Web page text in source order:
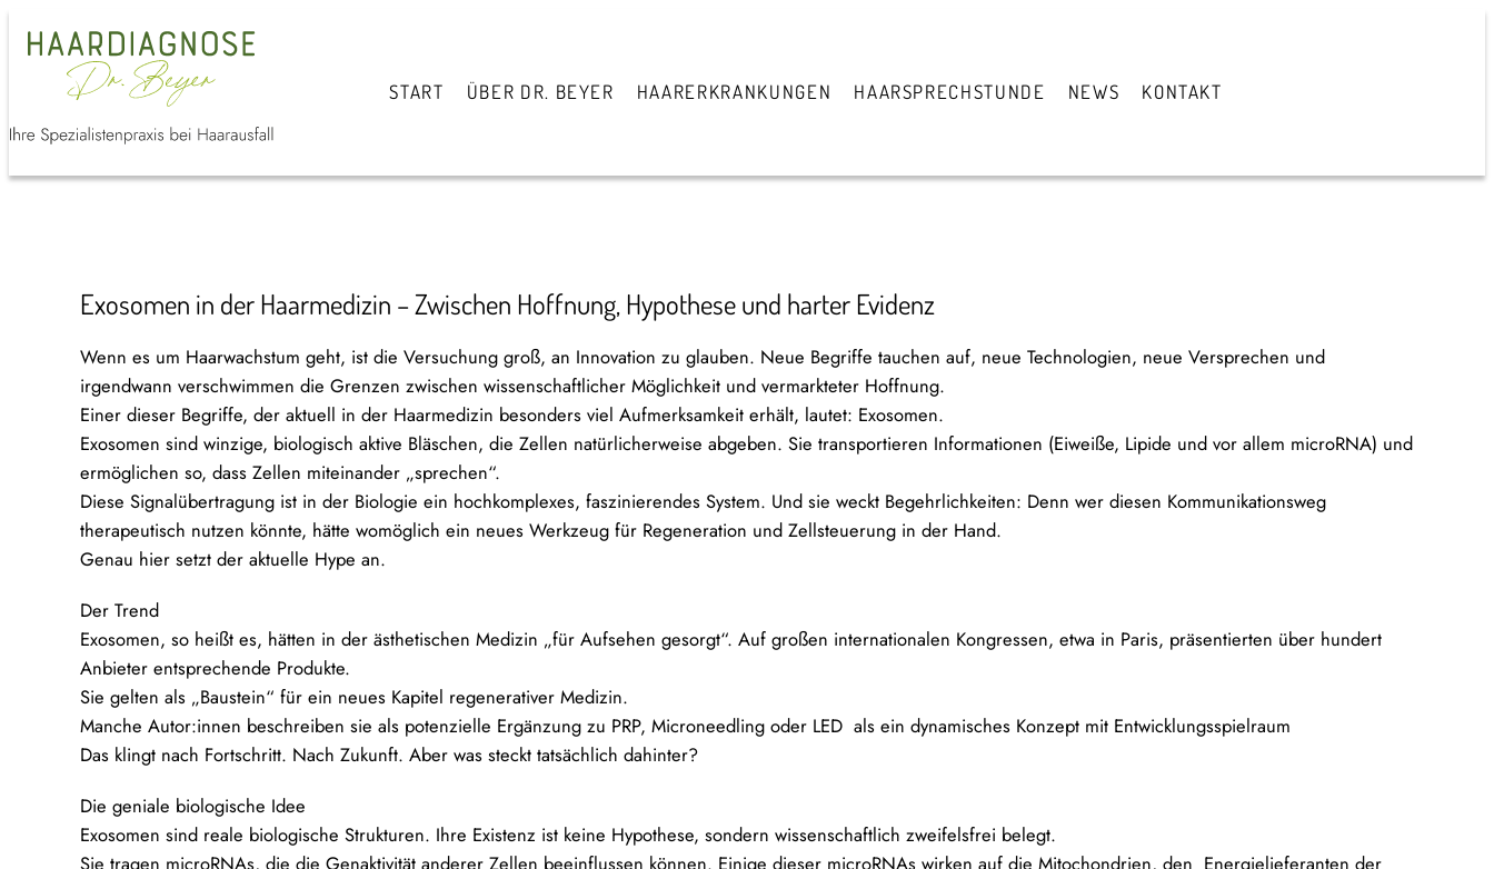
START ÜBER DR. BEYER HAARERKRANKUNGEN HAARSPRECHSTUNDE NEWS KONTAKT
Exosomen in der Haarmedizin – Zwischen Hoffnung, Hypothese und harter Evidenz
Wenn es um Haarwachstum geht, ist die Versuchung groß, an Innovation zu glauben. Neue Begriffe tauchen auf, neue Technologien, neue Versprechen und
irgendwann verschwimmen die Grenzen zwischen wissenschaftlicher Möglichkeit und vermarkteter Hoffnung.
Einer dieser Begriffe, der aktuell in der Haarmedizin besonders viel Aufmerksamkeit erhält, lautet: Exosomen.
Exosomen sind winzige, biologisch aktive Bläschen, die Zellen natürlicherweise abgeben. Sie transportieren Informationen (Eiweiße, Lipide und vor allem microRNA) und
ermöglichen so, dass Zellen miteinander „sprechen“.
Diese Signalübertragung ist in der Biologie ein hochkomplexes, faszinierendes System. Und sie weckt Begehrlichkeiten: Denn wer diesen Kommunikationsweg
therapeutisch nutzen könnte, hätte womöglich ein neues Werkzeug für Regeneration und Zellsteuerung in der Hand.
Genau hier setzt der aktuelle Hype an.
Der Trend
Exosomen, so heißt es, hätten in der ästhetischen Medizin „für Aufsehen gesorgt“. Auf großen internationalen Kongressen, etwa in Paris, präsentierten über hundert
Anbieter entsprechende Produkte.
Sie gelten als „Baustein“ für ein neues Kapitel regenerativer Medizin.
Manche Autor:innen beschreiben sie als potenzielle Ergänzung zu PRP, Microneedling oder LED als ein dynamisches Konzept mit Entwicklungsspielraum
Das klingt nach Fortschritt. Nach Zukunft. Aber was steckt tatsächlich dahinter?
Die geniale biologische Idee
Exosomen sind reale biologische Strukturen. Ihre Existenz ist keine Hypothese, sondern wissenschaftlich zweifelsfrei belegt.
Sie tragen microRNAs, die die Genaktivität anderer Zellen beeinflussen können. Einige dieser microRNAs wirken auf die Mitochondrien, den Energielieferanten der